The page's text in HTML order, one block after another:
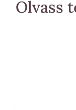
Olvass